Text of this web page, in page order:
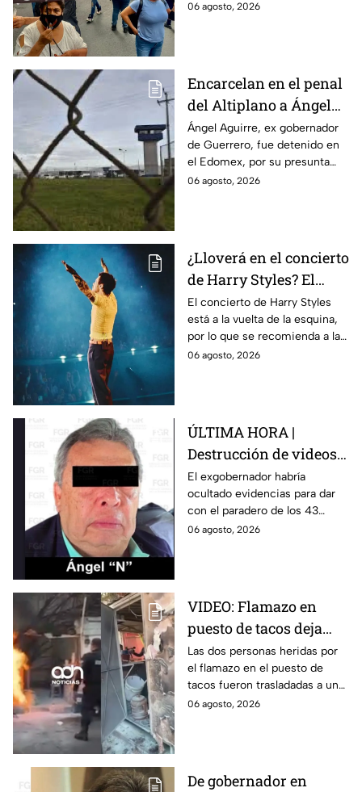
de Guerrero
Aguirre, quien fue detenido
06 agosto, 2026
Encarcelan en el penal
del Altiplano a Ángel
Aguirre, ex gobernador
de Guerrero por caso
Ayotzinapa
Ángel Aguirre, ex gobernador
de Guerrero, fue detenido en
el Edomex, por su presunta
participación en la
06 agosto, 2026
¿Lloverá en el concierto
de Harry Styles? El
pronóstico del clima
para este viernes en
CDMX
El concierto de Harry Styles
está a la vuelta de la esquina,
por lo que se recomienda a las
y los fanáticos revisar el clima
06 agosto, 2026
ÚLTIMA HORA |
Destrucción de videos
clave y amenazas a
testigos por parte de
exgobernador Ángel
Aguirre: FGR
El exgobernador habría
ocultado evidencias para dar
con el paradero de los 43
estudiantes desaparecidos de
06 agosto, 2026
VIDEO: Flamazo en
puesto de tacos deja
dos heridos en CDMX
Las dos personas heridas por
el flamazo en el puesto de
tacos fueron trasladadas a un
hospital para recibir atención
06 agosto, 2026
De gobernador en